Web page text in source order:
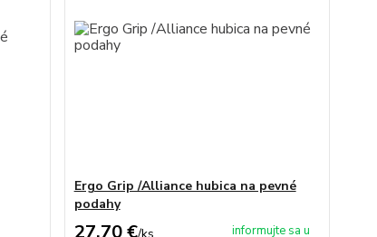
Ergo Grip /Alliance hubica na pevné
podahy
27,70 € informujte sa u